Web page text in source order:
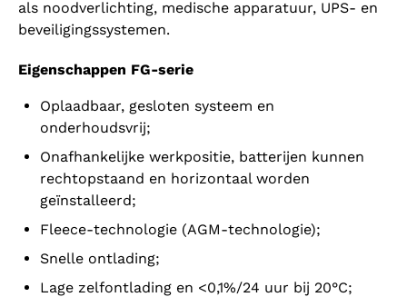
als noodverlichting, medische apparatuur, UPS- en
beveiligingssystemen.
Eigenschappen FG-serie
Oplaadbaar, gesloten systeem en
onderhoudsvrij;
Onafhankelijke werkpositie, batterijen kunnen
rechtopstaand en horizontaal worden
geïnstalleerd;
Fleece-technologie (AGM-technologie);
Snelle ontlading;
Lage zelfontlading en <0,1%/24 uur bij 20°C;